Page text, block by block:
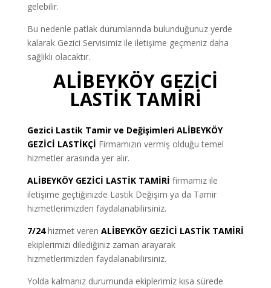
gelebilir.
Bu nedenle patlak durumlarında bulunduğunuz yerde
kalarak Gezici Servisimiz ile iletişime geçmeniz daha
sağlıklı olacaktır.
ALİBEYKÖY GEZİCİ
LASTİK TAMİRİ
Gezici Lastik Tamir ve Değişimleri ALİBEYKÖY
GEZİCİ LASTİKÇİ Firmamızın vermiş olduğu temel
hizmetler arasında yer alır.
ALİBEYKÖY GEZİCİ LASTİK TAMİRİ firmamız ile
iletişime geçtiğinizde Lastik Değişim ya da Tamir
hizmetlerimizden faydalanabilirsiniz.
7/24hizmet veren ALİBEYKÖY GEZİCİ LASTİK TAMİRİ
ekiplerimizi dilediğiniz zaman arayarak
hizmetlerimizden faydalanabilirsiniz.
Yolda kalmanız durumunda ekiplerimiz kısa sürede